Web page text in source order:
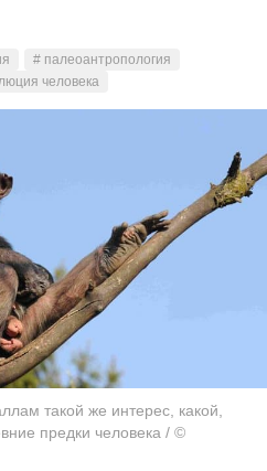
# палеоантропология
человека
такой же интерес, какой,
предки человека / ©